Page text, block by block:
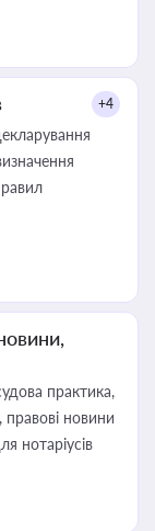
+4
практика,
правові новини
нотаріусів